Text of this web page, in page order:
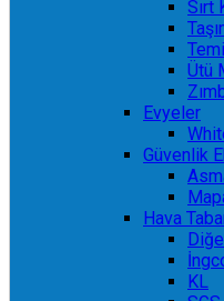
Sırt
Ütü
Evyeler
Güvenlik
Hava
KL